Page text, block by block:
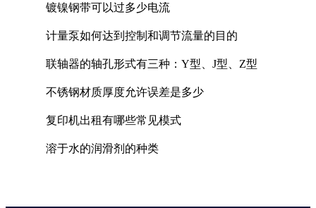
镀镍钢带可以过多少电流
计量泵如何达到控制和调节流量的目的
联轴器的轴孔形式有三种：Y型、J型、Z型
不锈钢材质厚度允许误差是多少
复印机出租有哪些常见模式
溶于水的润滑剂的种类